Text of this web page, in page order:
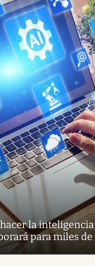
la inteligencia
para miles de